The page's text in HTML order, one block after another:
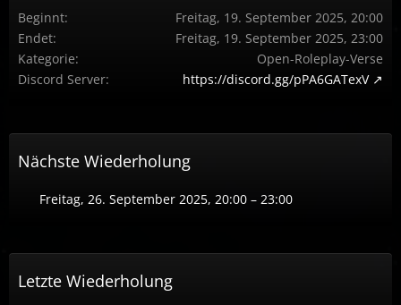
Beginnt
Freitag, 19. September 2025, 20:00
Endet
Freitag, 19. September 2025, 23:00
Kategorie
Open-Roleplay-Verse
Discord Server
https://discord.gg/pPA6GATexV
Nächste Wiederholung
Freitag, 26. September 2025, 20:00 – 23:00
Letzte Wiederholung